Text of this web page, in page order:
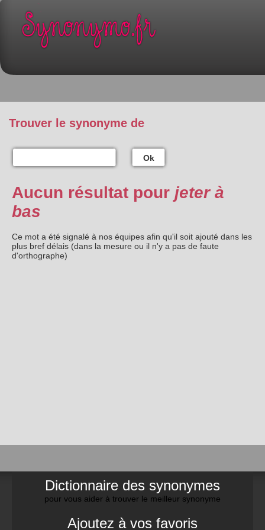
Trouver le synonyme de
Ok
Aucun résultat pour jeter à
bas
Ce mot a été signalé à nos équipes afin qu'il soit ajouté dans les
plus bref délais (dans la mesure ou il n'y a pas de faute
d'orthographe)
Dictionnaire des synonymes
pour vous aider à trouver le meilleur synonyme
Ajoutez à vos favoris